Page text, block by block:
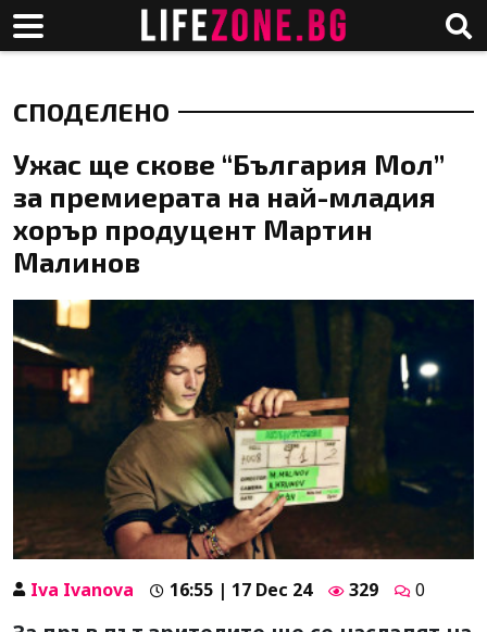
СПОДЕЛЕНО
Ужас ще скове “България Мол”
за премиерата на най-младия
хорър продуцент Мартин
Малинов
Iva Ivanova 16:55 | 17 Dec 24 329 0